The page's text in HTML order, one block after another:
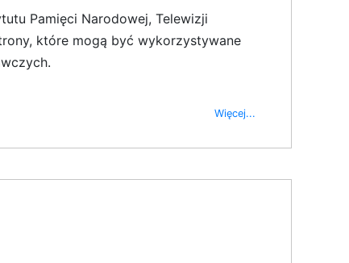
Pamięci Narodowej, Telewizji
które mogą być wykorzystywane
Więcej...